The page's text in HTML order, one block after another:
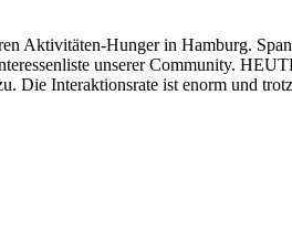
Aktivitäten-Hunger in Hamburg.
unserer Community.
Die Interaktionsrate ist enorm und